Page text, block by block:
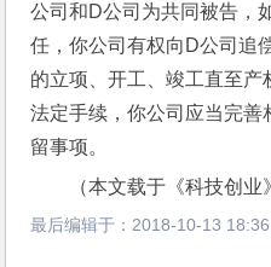
公司和D公司为共同被告，
任，你公司有权向D公司追
的立项、开工、竣工直至
法定手续，你公司应当完
留事项。
（本文载于《科技创业
最后编辑于： 2018-10-13 18:36